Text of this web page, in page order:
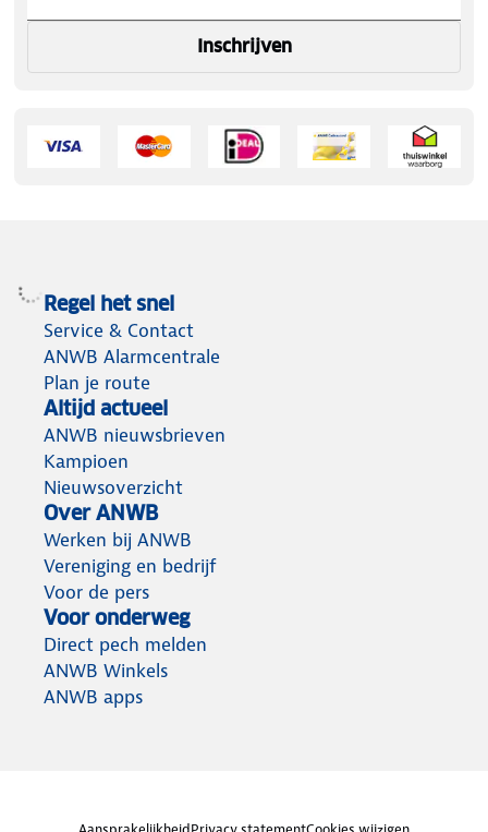
Inschrijven
Regel het snel
Service & Contact
ANWB Alarmcentrale
Plan je route
Altijd actueel
ANWB nieuwsbrieven
Kampioen
Nieuwsoverzicht
Over ANWB
Werken bij ANWB
Vereniging en bedrijf
Voor de pers
Voor onderweg
Direct pech melden
ANWB Winkels
ANWB apps